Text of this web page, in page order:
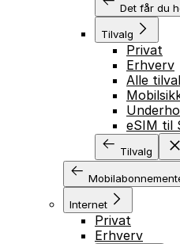
Det får du
Tilvalg
Privat
Erhverv
Alle
eSIM til
Tilvalg
Internet
Privat
Erhverv